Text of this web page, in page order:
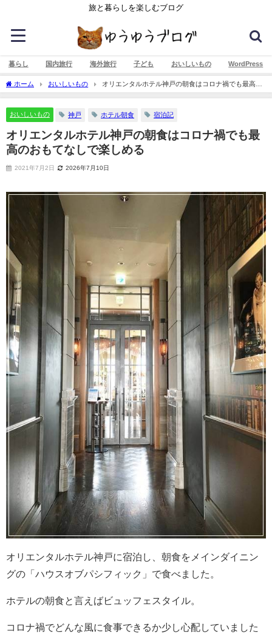
旅と暮らしを楽しむブログ
暮らし 国内旅行 海外旅行 子ども おいしいもの WordPress
ホーム おいしいもの
オリエンタルホテル神戸の朝食はコロナ禍でも最高の
おもてなしで楽しめる
おいしいもの 神戸 ホテル朝食 宿泊記
オリエンタルホテル神戸の朝食はコロナ禍でも最
高のおもてなしで楽しめる
2021年7月2日 2026年7月10日
オリエンタルホテル神戸に宿泊し、朝食をメインダイニン
グの「ハウスオブパシフィック」で食べました。
ホテルの朝食と言えばビュッフェスタイル。
コロナ禍でどんな風に食事できるか少し心配していました